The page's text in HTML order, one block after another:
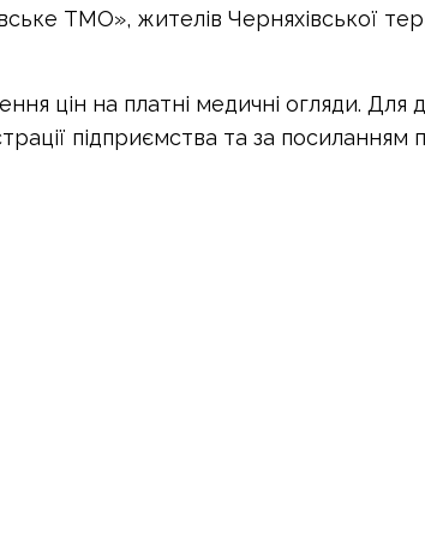
ТМО», жителів Черняхівської
цін на платні медичні огляди. Для
підприємства та за